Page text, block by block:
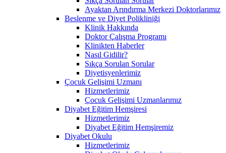
Ayaktan Arındırma Merkezi Doktorlarımız
Beslenme ve Diyet Polikliniği
Klinik Hakkında
Doktor Çalışma Programı
Klinikten Haberler
Nasıl Gidilir?
Sıkça Sorulan Sorular
Diyetisyenlerimiz
Çocuk Gelişimi Uzmanı
Hizmetlerimiz
Çocuk Gelişimi Uzmanlarımız
Diyabet Eğitim Hemşiresi
Hizmetlerimiz
Diyabet Eğitim Hemşiremiz
Diyabet Okulu
Hizmetlerimiz